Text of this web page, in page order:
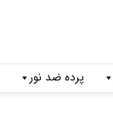
پرده ضد نور